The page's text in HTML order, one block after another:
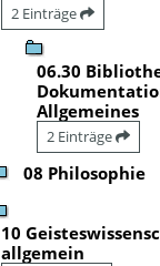
2 Einträge
06.30
Allgemeines
2 Einträge
08 Philosophie
10
allgemein